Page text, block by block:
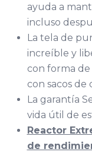
ayuda a
incluso
La tela de
increíble y
con forma
con sacos
La garantía
vida útil de
Reactor
de